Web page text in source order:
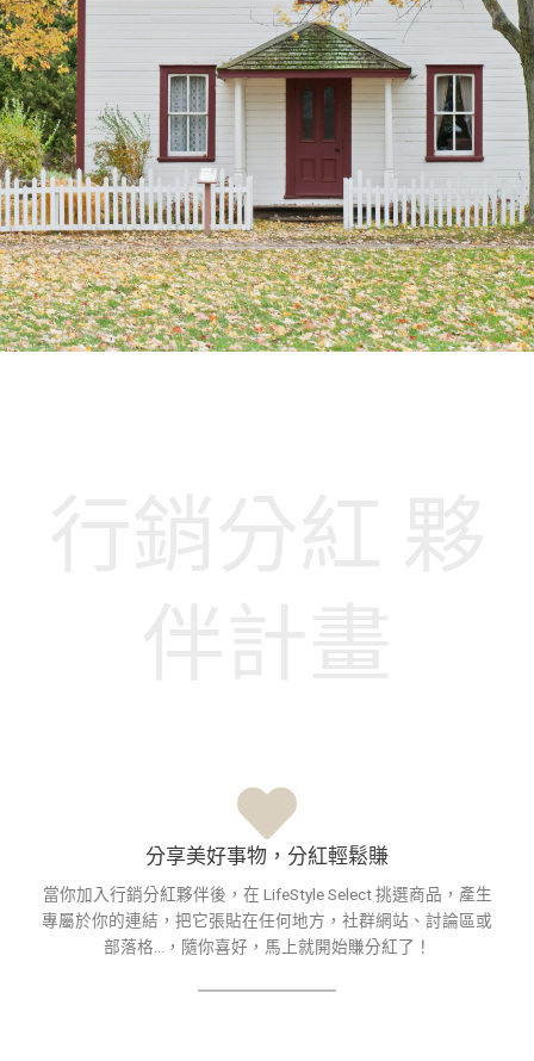
分享美好事物，分紅輕鬆賺
當你加入行銷分紅夥伴後，在 LifeStyle Select 挑選商品，產生
專屬於你的連結，把它張貼在任何地方，社群網站、討論區或
部落格...，隨你喜好，馬上就開始賺分紅了！